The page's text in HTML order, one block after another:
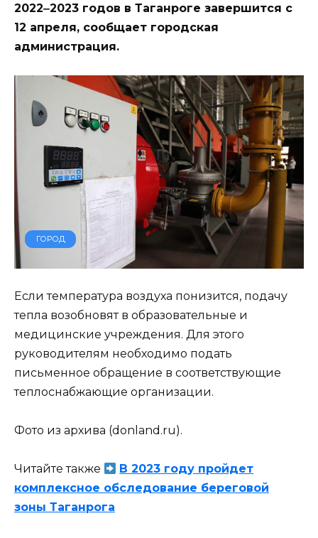
2022‒2023 годов в Таганроге завершится с
12 апреля, сообщает городская
администрация.
ГОРОД
Если температура воздуха понизится, подачу
тепла возобновят в образовательные и
медицинские учреждения. Для этого
руководителям необходимо подать
письменное обращение в соответствующие
теплоснабжающие организации.
Фото из архива (donland.ru).
Читайте также
В 2023 году пройдет
комплексное обследование береговой
зоны Таганрога